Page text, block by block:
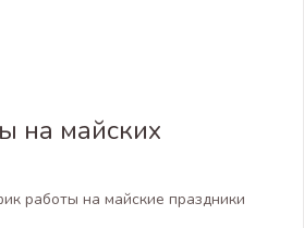
на майских
работы на майские праздники